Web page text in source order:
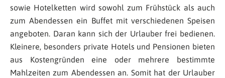
sowie Hotelketten wird sowohl zum Frühstück als auch
zum Abendessen ein Buffet mit verschiedenen Speisen
angeboten. Daran kann sich der Urlauber frei bedienen.
Kleinere, besonders private Hotels und Pensionen bieten
aus Kostengründen eine oder mehrere bestimmte
Mahlzeiten zum Abendessen an. Somit hat der Urlauber